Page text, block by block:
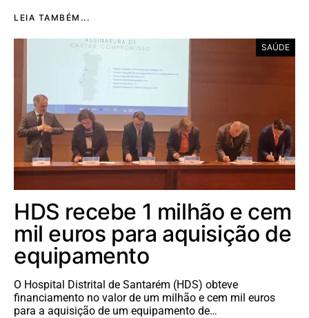
LEIA TAMBÉM...
SAÚDE
HDS recebe 1 milhão e cem
mil euros para aquisição de
equipamento
O Hospital Distrital de Santarém (HDS) obteve
financiamento no valor de um milhão e cem mil euros
para a aquisição de um equipamento de…